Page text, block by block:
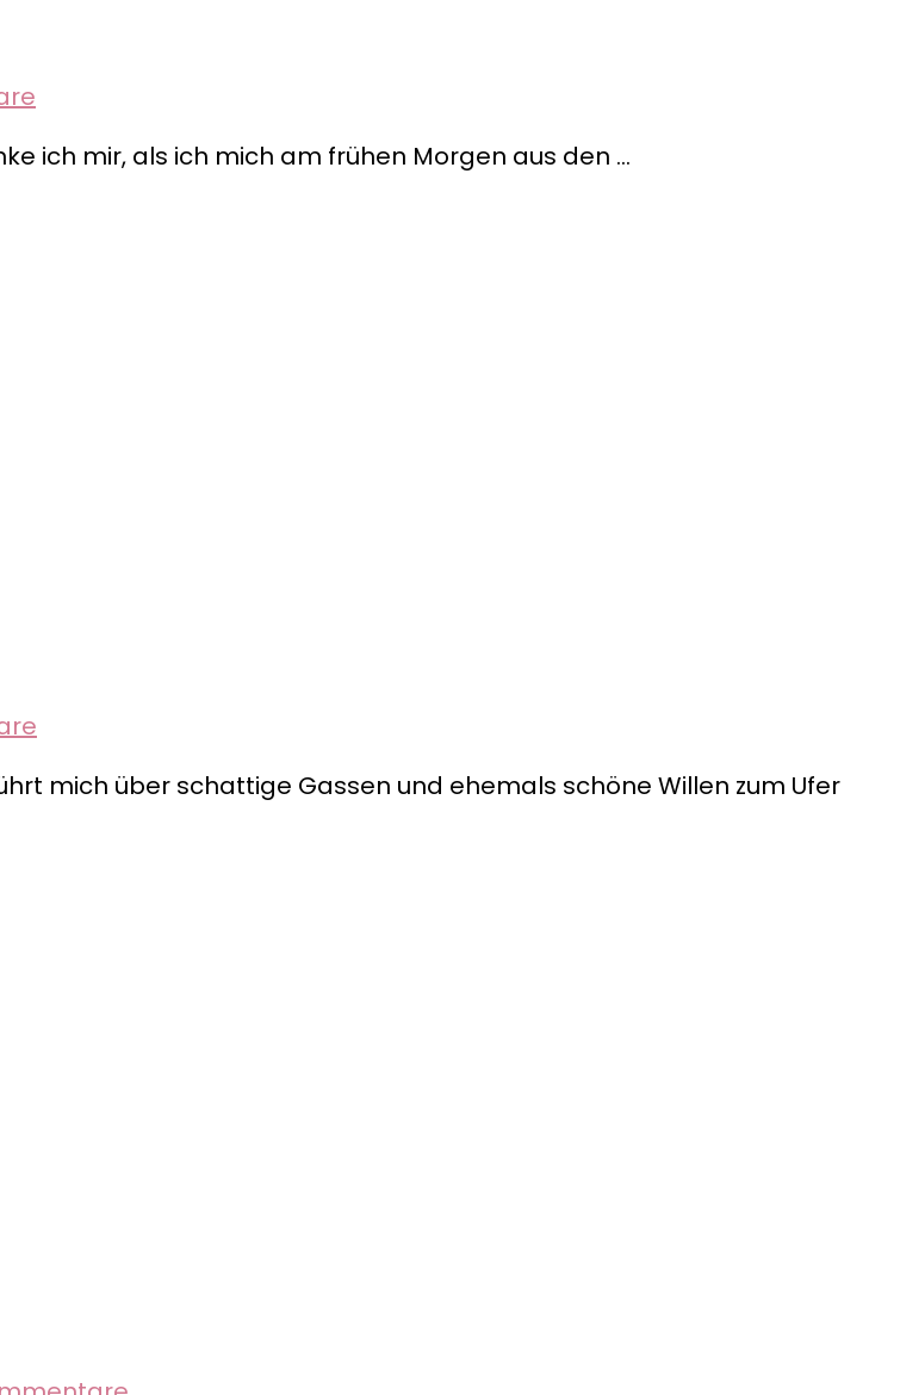
Gagausien
ich mir, als ich mich am frühen Morgen aus den …
–mich über schattige Gassen und ehemals schöne Willen zum Ufer